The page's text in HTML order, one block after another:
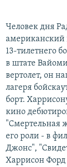
РАСПИСАНИЕ
СОЦИАЛЬНЫЕ СЕТИ
Все сайты
Человек дня
американский
13-тилетнего
в штате
вертолет, он
лагеря
борт.
кино
"Смертельная
его роли - в
Джонс",
Харрисон